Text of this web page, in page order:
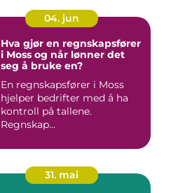
04. jun
Hva gjør en regnskapsfører
i Moss og når lønner det
seg å bruke en?
En regnskapsfører i Moss
hjelper bedrifter med å ha
kontroll på tallene.
Regnskap...
31. mai